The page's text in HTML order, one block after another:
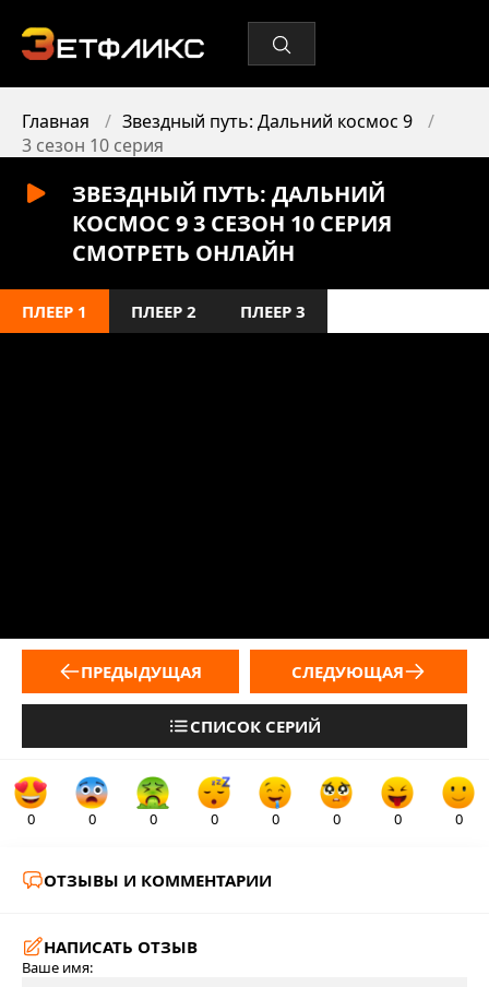
Главная
Звездный путь: Дальний космос 9
3 сезон 10 серия
ЗВЕЗДНЫЙ ПУТЬ: ДАЛЬНИЙ
КОСМОС 9 3 СЕЗОН 10 СЕРИЯ
СМОТРЕТЬ ОНЛАЙН
ПЛЕЕР 1 ПЛЕЕР 2 ПЛЕЕР 3
ПРЕДЫДУЩАЯ
СПИСОК СЕРИЙ
СЛЕДУЮЩАЯ
0 0 0 0 0 0 0 0
ОТЗЫВЫ И КОММЕНТАРИИ
НАПИСАТЬ ОТЗЫВ
Ваше имя: